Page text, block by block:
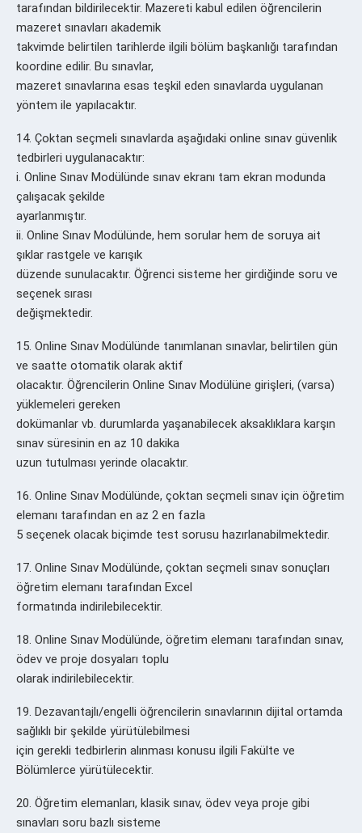
tarafından bildirilecektir. Mazereti kabul edilen öğrencilerin
mazeret sınavları akademik
takvimde belirtilen tarihlerde ilgili bölüm başkanlığı tarafından
koordine edilir. Bu sınavlar,
mazeret sınavlarına esas teşkil eden sınavlarda uygulanan
yöntem ile yapılacaktır.
14. Çoktan seçmeli sınavlarda aşağıdaki online sınav güvenlik
tedbirleri uygulanacaktır:
i. Online Sınav Modülünde sınav ekranı tam ekran modunda
çalışacak şekilde
ayarlanmıştır.
ii. Online Sınav Modülünde, hem sorular hem de soruya ait
şıklar rastgele ve karışık
düzende sunulacaktır. Öğrenci sisteme her girdiğinde soru ve
seçenek sırası
değişmektedir.
15. Online Sınav Modülünde tanımlanan sınavlar, belirtilen gün
ve saatte otomatik olarak aktif
olacaktır. Öğrencilerin Online Sınav Modülüne girişleri, (varsa)
yüklemeleri gereken
dokümanlar vb. durumlarda yaşanabilecek aksaklıklara karşın
sınav süresinin en az 10 dakika
uzun tutulması yerinde olacaktır.
16. Online Sınav Modülünde, çoktan seçmeli sınav için öğretim
elemanı tarafından en az 2 en fazla
5 seçenek olacak biçimde test sorusu hazırlanabilmektedir.
17. Online Sınav Modülünde, çoktan seçmeli sınav sonuçları
öğretim elemanı tarafından Excel
formatında indirilebilecektir.
18. Online Sınav Modülünde, öğretim elemanı tarafından sınav,
ödev ve proje dosyaları toplu
olarak indirilebilecektir.
19. Dezavantajlı/engelli öğrencilerin sınavlarının dijital ortamda
sağlıklı bir şekilde yürütülebilmesi
için gerekli tedbirlerin alınması konusu ilgili Fakülte ve
Bölümlerce yürütülecektir.
20. Öğretim elemanları, klasik sınav, ödev veya proje gibi
sınavları soru bazlı sisteme